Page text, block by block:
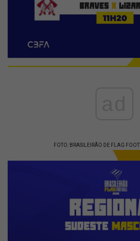
FOTO: BRASILEIRÃO DE FLAG